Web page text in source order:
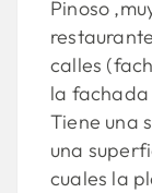
Pinoso
calles
la
Tiene una
una
cuales la